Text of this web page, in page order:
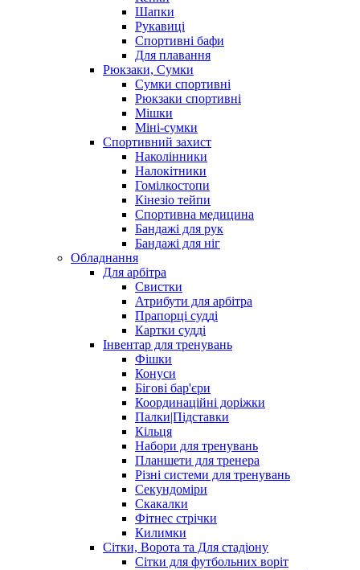
Шапки
Рукавиці
Спортивні бафи
Для плавання
Рюкзаки, Сумки
Сумки спортивні
Рюкзаки спортивні
Мішки
Міні-сумки
Спортивний захист
Наколінники
Налокітники
Гомілкостопи
Кінезіо тейпи
Спортивна медицина
Бандажі для рук
Бандажі для ніг
Обладнання
Для арбітра
Свистки
Атрибути для арбітра
Прапорці судді
Картки судді
Інвентар для тренувань
Фішки
Конуси
Бігові бар'єри
Координаційні доріжки
Палки|Підставки
Кільця
Набори для тренувань
Планшети для тренера
Різні системи для тренувань
Секундоміри
Скакалки
Фітнес стрічки
Килимки
Сітки, Ворота та Для стадіону
Сітки для футбольних воріт